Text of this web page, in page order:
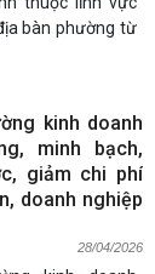
bàn phường từ
kinh doanh
minh bạch,
giảm chi phí
doanh nghiệp
28/04/2026